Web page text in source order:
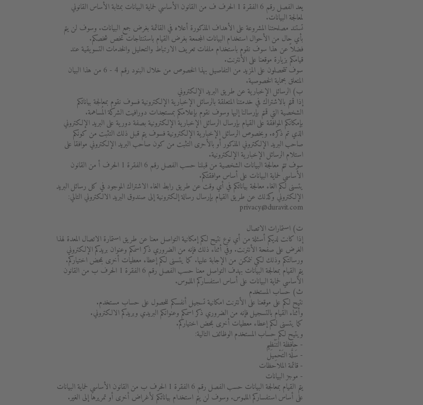
يعد الفصل رقم 6 الفقرة 1 الحرف ف من القانون الأساسي لحماية البيانات بمثابة الأساس القانوني
لمعالجة البيانات.
تستند مصلحتنا المشروعة على الأهداف المذكورة أعلاه في القائمة بغرض جمع البيانات. وسوف لن يتم
بأي حال من الأحوال استخدام البيانات المجمعة بغرض القيام باستنتاجات تخص شخصكم.
فضلاً عن هذا سوف نقوم باستخدام ملفات تعريف الارتباط والتحليل والخدمات التسويقية عند
قيامكم بزيارة موقعنا على الأنترنت.
سوف تتحصلون على المزيد من التفاصيل بهذا الخصوص من خلال البنود رقم 4 - 6 من هذا البيان
المتعلق بحماية الخصوصية.
ب) الرسائل الإخبارية عن طريق البريد الإلكتروني
إذا قمتم بالاشتراك في خدمتنا المتعلقة بالرسائل الإخبارية الإلكترونية فسوف نقوم بمعالجة بياناتكم
الشخصية التي قمتم بإرسالنا إليها وسوف نقوم بإعلامكم بمستجدات دورافيت الشركة المُساهمة.
بإمكانكم الموافقة على القيام بإرسال الرسائل الإخبارية الإلكترونية بصفة دورية على البريد الإلكتروني
الذي تم ذكره. وبخصوص الرسائل الإخبارية الإلكترونية فسوف يتم قبل ذلك التثبت من كونكم
صاحب البريد الإلكتروني المذكور أو بالأحرى التثبت من كون صاحب البريد الإلكتروني موافقا على
استلام الرسائل الإخبارية الإلكترونية.
سوف تتم معالجة البيانات الشخصية من قبلنا حسب الفصل رقم 6 الفقرة 1 الحرف أ من القانون
الأساسي لحماية البيانات على أساس موافقتكم.
يتسنى لكم الغاء معالجة بياناتكم في أي وقت عن طريق رابط الغاء الاشتراك الموجود في كل رسائل البريد
الإلكتروني وكذلك عن طريق القيام بإرسال رسالة إلكترونية إلى صندوق البريد الالكتروني التالي:
privacy@duravit.com
ت) استمارات الاتصال
إذا كانت لديكم أسئلة من أي نوع نتيح لكم إمكانية التواصل معنا عن طريق استمارة الاتصال المعدة لهذا
الغرض على صفحة الأنترنت. وفي أثناء ذلك فإنه من الضروري ذكر اسمكم وعنوان بريدكم الإلكتروني
ورسالتكم وذلك لكي نتمكن من الإجابة عليها. كما يتسنى لكم إعطاء معطيات أخرى بمحض اختياركم.
يتم القيام بمعالجة البيانات بهدف التواصل معنا حسب الفصل رقم 6 الفقرة 1 الحرف ب من القانون
الأساسي لحماية البيانات على أساس استفساركم الملموس.
ث) حساب المستخدم
نتيح لكم على موقعنا على الأنترنت امكانية تسجيل أنفسكم للحصول على حساب مستخدم.
وأثناء القيام بالتسجيل فإنه من الضروري ذكر اسمكم وعنوانكم البريدي وبريدكم الالكتروني.
كما يتسنى لكم إعطاء معطيات أخرى بمحض اختياركم.
ويتيح لكم حساب المستخدم الوظائف التالية:
- حافظة التَنْظِيم
- سَلَّة التَحْمِيل
- قائمة الملاحظات
- موجز البيانات
يتم القيام بمعالجة البيانات حسب الفصل رقم 6 الفقرة 1 الحرف ب من القانون الأساسي لحماية البيانات
على أساس استفساركم الملموس. وسوف لن يتم استخدام بياناتكم لأغراض أخرى أو تمريرها إلى الغير.